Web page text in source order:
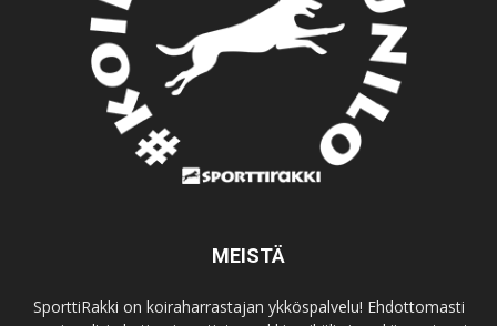
MEISTÄ
SporttiRakki on koiraharrastajan ykköspalvelu! Ehdottomasti